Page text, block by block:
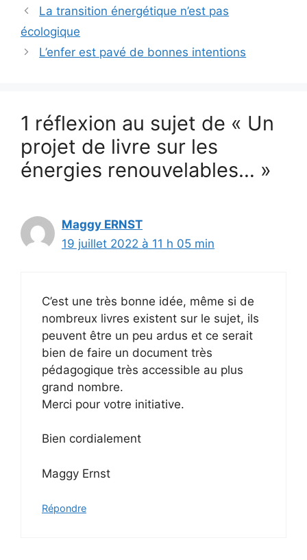
La transition énergétique n’est pas
écologique
L’enfer est pavé de bonnes intentions
1 réflexion au sujet de « Un
projet de livre sur les
énergies renouvelables… »
Maggy ERNST
19 juillet 2022 à 11 h 05 min
C’est une très bonne idée, même si de
nombreux livres existent sur le sujet, ils
peuvent être un peu ardus et ce serait
bien de faire un document très
pédagogique très accessible au plus
grand nombre.
Merci pour votre initiative.
Bien cordialement
Maggy Ernst
Répondre